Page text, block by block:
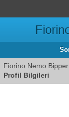
Fiorino Nemo
Profil Bilgileri